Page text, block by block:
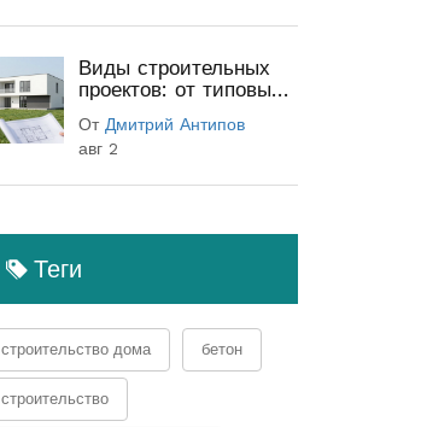
Виды строительных
проектов: от типовых
(полный гид)
От Дмитрий Антипов
авг 2
Теги
строительство дома бетон
строительство